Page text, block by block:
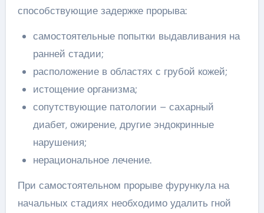
способствующие задержке прорыва:
самостоятельные попытки выдавливания на
ранней стадии;
расположение в областях с грубой кожей;
истощение организма;
сопутствующие патологии – сахарный
диабет, ожирение, другие эндокринные
нарушения;
нерациональное лечение.
При самостоятельном прорыве фурункула на
начальных стадиях необходимо удалить гной